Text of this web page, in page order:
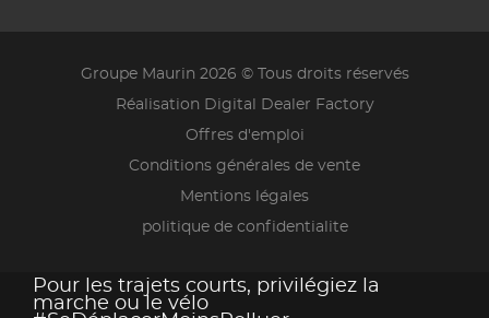
Groupe Maurin 2026 © Tous droits réservés
Réalisation Digital Dealer Factory
Offres d'emploi
Conditions générales de vente
Mentions légales
politique de confidentialite
Pour les trajets courts, privilégiez la
marche ou le vélo